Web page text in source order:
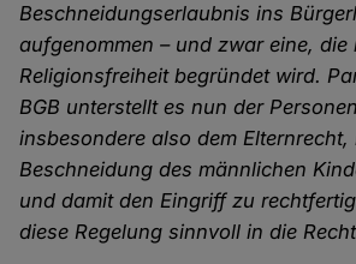
Beschneidungserlaubnis ins
aufgenommen – und zwar eine, die
Religionsfreiheit begründet wird.
BGB unterstellt es nun der
insbesondere also dem Elternrecht,
Beschneidung des männlichen
und damit den Eingriff zu
diese Regelung sinnvoll in die